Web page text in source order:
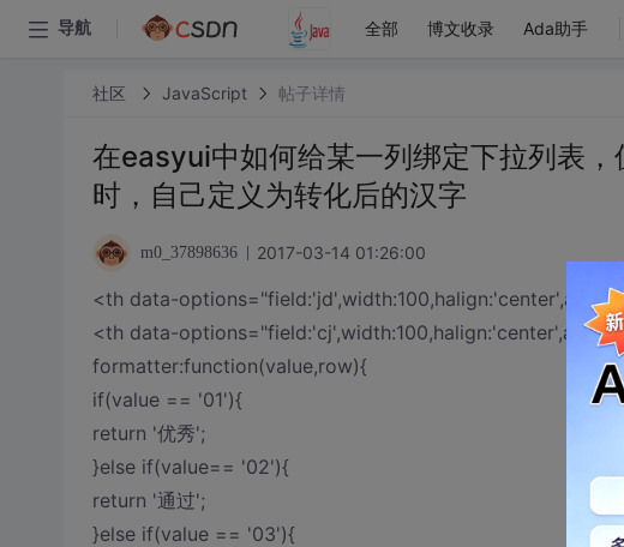
导航 全部 博文收录 Ada助手
社区 JavaScript 帖子详情
在easyui中如何给某一列绑定下拉列表
时，自己定义为转化后的汉字
m0_37898636 2017-03-14 01:26:00
<th data-
<th data-
formatter:function(value,row){
if(value == '01'){
return '优秀';
}else if(value== '02'){
return '通过';
}else if(value == '03'){